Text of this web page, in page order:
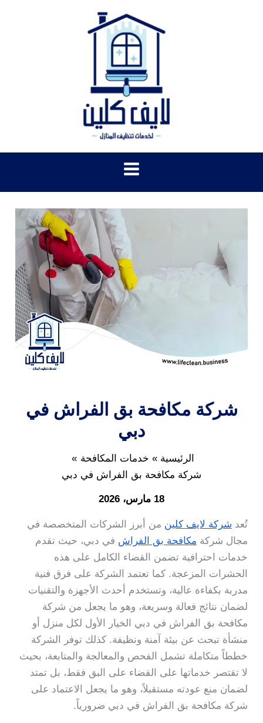
شركة مكافحة بق الفراش في
دبي
الرئيسية
خدمات المكافحة
شركة مكافحة بق الفراش في دبي
18 مارس، 2026
تُعد شركة لايف كلين من أبرز الشركات المتخصصة في
مجال شركة مكافحة بق الفراش في دبي، حيث تقدم
خدمات احترافية تضمن القضاء الكامل على هذه
الحشرات المزعجة. كما تعتمد الشركة على فرق فنية
مدربة بكفاءة عالية، وتستخدم أحدث الأجهزة والتقنيات
لضمان نتائج فعالة وسريعة، وهو ما يجعل من شركة
مكافحة بق الفراش في دبي الخيار الأول لكل منزل أو
منشأة تبحث عن بيئة آمنة ونظيفة. كذلك توفر الشركة
خططاً متكاملة تشمل الفحص والمعالجة والمتابعة، بحيث
لا تقتصر خدماتها على القضاء على البق فقط، بل تمتد
لضمان منع عودته مستقبلاً، وهو ما يجعل الاعتماد على
شركة مكافحة بق الفراش في دبي ضرورياً.